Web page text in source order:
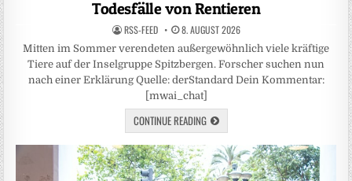
Todesfälle von Rentieren
RSS-FEED 8. AUGUST 2026
Mitten im Sommer verendeten außergewöhnlich viele kräftige
Tiere auf der Inselgruppe Spitzbergen. Forscher suchen nun
nach einer Erklärung Quelle: derStandard Dein Kommentar:
[mwai_chat]
CONTINUE READING